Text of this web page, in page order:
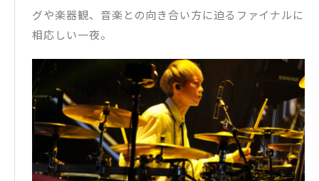
グや楽器観、音楽との向き合い方に迫るファイナルに
相応しい一夜。